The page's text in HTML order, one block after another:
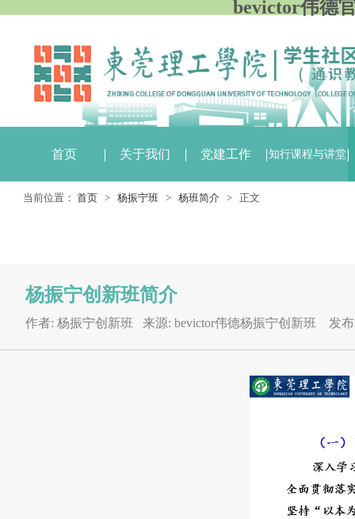
bevictor伟德
首页 关于我们 党建工作 知行课程与讲堂
当前位置：首页 >杨振宁班 >杨班简介 > 正文
杨振宁创新班简介
作者: 杨振宁创新班 来源: bevictor伟德杨振宁创新班 发布